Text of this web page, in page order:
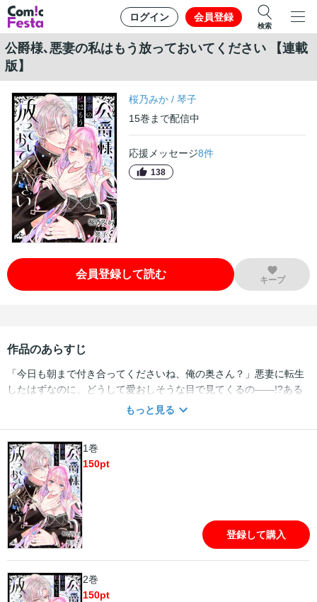
ログイン 会員登録
検索
公爵様､悪妻の私はもう放っておいてください 【連載
版】
桜乃みか /琴子
15巻 まで配信中
応援メッセージ8件
138
会員登録して読む キープ
作品のあらすじ
「今日も朝まで付き合ってくださいね、俺の奥さん？」悪妻に転生
したはずなのに、どうして愛おしそうな目で見てくるの――!?ある
日気づいたら、昔読んだ小説の悪妻キャラ・イルゼになっていた。
バートとの円満離婚を思い立つ。悲惨な結末さえ回避すればこの世
界も楽しめるかも！なんて考えていた矢先、ギルバートが寝室に現
れて!?「その泣き顔は悪くない」「せいぜいそのまま嫌がるフリを
していてください」踏んだり蹴ったり抱かれたり(?)で散々なイルゼ
とクールなドS公爵の恋模様にときめき必至のラブコメディ！【本
商品は単話コンテンツとなります。単行本版と収録内容が異なる場
合がございます。漫画内の告知等は過去のものとなりますので、ご
注意ください。】
もっと見る
1巻
150pt
登録して購入
2巻
150pt